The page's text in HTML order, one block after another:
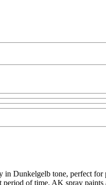
Dunkelgelb tone, perfect
of time. AK spray